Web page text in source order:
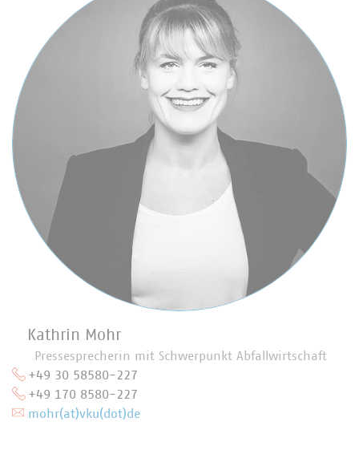
Kathrin Mohr
Pressesprecherin mit Schwerpunkt Abfallwirtschaft
+49 30 58580-227
+49 170 8580-227
mohr(at)vku(dot)de